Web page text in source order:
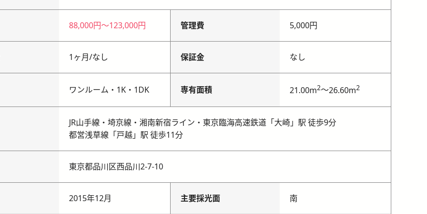
88,000円〜123,000円 管理費 5,000円
1ヶ月/なし 保証金 なし
ワンルーム・1K・1DK 専有面積 21.00m2～26.60m2
JR山手線・埼京線・湘南新宿ライン・東京臨海高速鉄道「大崎」駅 徒歩9分
都営浅草線「戸越」駅 徒歩11分
東京都品川区西品川2-7-10
2015年12月 主要採光面 南